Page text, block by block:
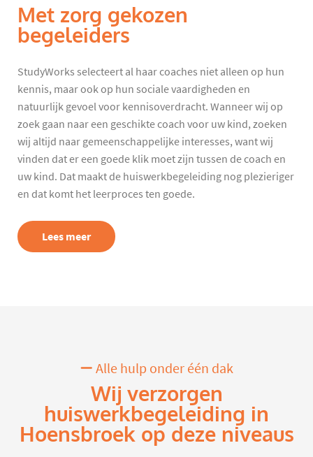
Met zorg gekozen
begeleiders
StudyWorks selecteert al haar coaches niet alleen op hun
kennis, maar ook op hun sociale vaardigheden en
natuurlijk gevoel voor kennisoverdracht. Wanneer wij op
zoek gaan naar een geschikte coach voor uw kind, zoeken
wij altijd naar gemeenschappelijke interesses, want wij
vinden dat er een goede klik moet zijn tussen de coach en
uw kind. Dat maakt de huiswerkbegeleiding nog plezieriger
en dat komt het leerproces ten goede.
Lees meer
Alle hulp onder één dak
Wij verzorgen
huiswerkbegeleiding in
Hoensbroek op deze niveaus